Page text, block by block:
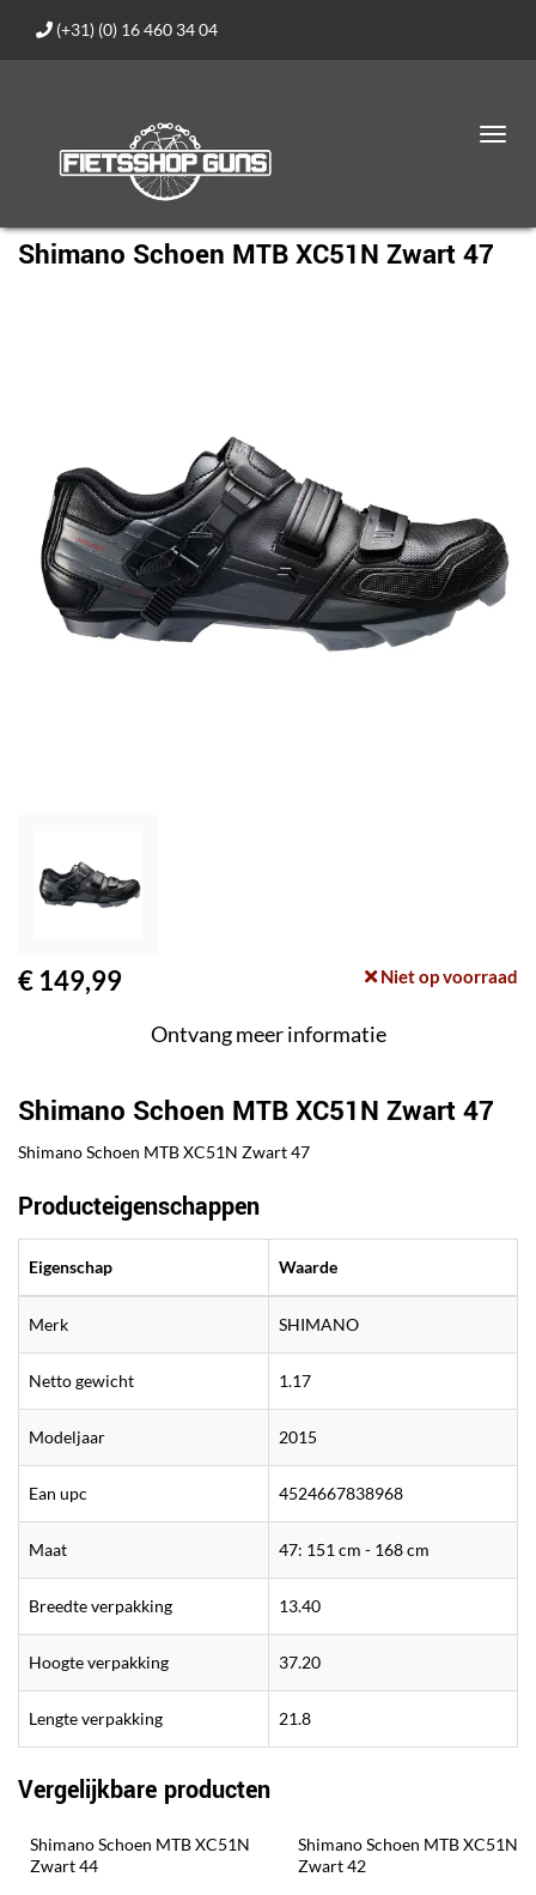
(+31) (0) 16 460 34 04
Shimano Schoen MTB XC51N Zwart 47
€ 149,99 Niet op voorraad
Ontvang meer informatie
Shimano Schoen MTB XC51N Zwart 47
Shimano Schoen MTB XC51N Zwart 47
Producteigenschappen
Eigenschap Waarde
Merk SHIMANO
Netto gewicht 1.17
Modeljaar 2015
Ean upc 4524667838968
Maat 47: 151 cm - 168 cm
Breedte verpakking 13.40
Hoogte verpakking 37.20
Lengte verpakking 21.8
Vergelijkbare producten
Shimano Schoen MTB XC51N
Zwart 44
Shimano Schoen MTB XC51N
Zwart 42